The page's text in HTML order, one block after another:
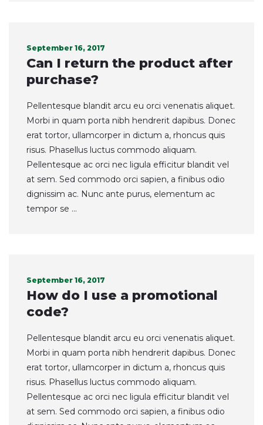
September 16, 2017
Can I return the product after
purchase?
Pellentesque blandit arcu eu orci venenatis aliquet.
Morbi in quam porta nibh hendrerit dapibus. Donec
erat tortor, ullamcorper in dictum a, rhoncus quis
risus. Phasellus luctus commodo aliquam.
Pellentesque ac orci nec ligula efficitur blandit vel
at sem. Sed commodo orci sapien, a finibus odio
dignissim ac. Nunc ante purus, elementum ac
tempor se ...
September 16, 2017
How do I use a promotional
code?
Pellentesque blandit arcu eu orci venenatis aliquet.
Morbi in quam porta nibh hendrerit dapibus. Donec
erat tortor, ullamcorper in dictum a, rhoncus quis
risus. Phasellus luctus commodo aliquam.
Pellentesque ac orci nec ligula efficitur blandit vel
at sem. Sed commodo orci sapien, a finibus odio